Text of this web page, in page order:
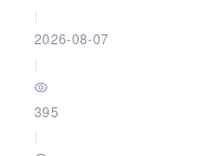
2026-08-07
395